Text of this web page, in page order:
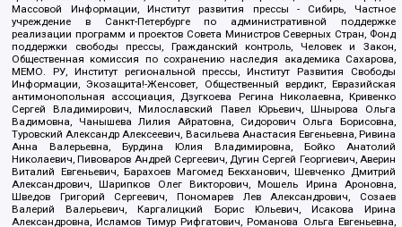
Массовой Информации, Институт развития прессы - Сибирь, Частное
учреждение в Санкт-Петербурге по административной поддержке
реализации программ и проектов Совета Министров Северных Стран, Фонд
поддержки свободы прессы, Гражданский контроль, Человек и Закон,
Общественная комиссия по сохранению наследия академика Сахарова,
МЕМО. РУ, Институт региональной прессы, Институт Развития Свободы
Информации, Экозащита!-Женсовет, Общественный вердикт, Евразийская
антимонопольная ассоциация, Дзугкоева Регина Николаевна, Кривенко
Сергей Владимирович, Милославский Павел Юрьевич, Шнырова Ольга
Вадимовна, Чанышева Лилия Айратовна, Сидорович Ольга Борисовна,
Туровский Александр Алексеевич, Васильева Анастасия Евгеньевна, Ривина
Анна Валерьевна, Бурдина Юлия Владимировна, Бойко Анатолий
Николаевич, Пивоваров Андрей Сергеевич, Дугин Сергей Георгиевич, Аверин
Виталий Евгеньевич, Барахоев Магомед Бекханович, Шевченко Дмитрий
Александрович, Шарипков Олег Викторович, Мошель Ирина Ароновна,
Шведов Григорий Сергеевич, Пономарев Лев Александрович, Созаев
Валерий Валерьевич, Каргалицкий Борис Юльевич, Исакова Ирина
Александровна, Исламов Тимур Рифгатович, Романова Ольга Евгеньевна,